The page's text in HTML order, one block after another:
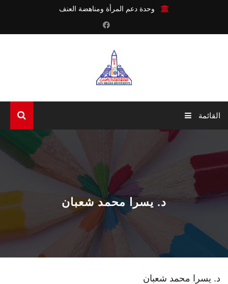
وحدة دعم المرأة ومناهضة العنف
القائمة
الرئيسية
عن الوحدة
أنشطة الوحدة
آليات الوحدة
الانضمام للوحدة
د. يسرا محمد شعبان
د. يسرا محمد شعبان